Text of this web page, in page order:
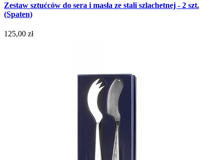
Zestaw sztućców do sera i masła ze stali szlachetnej - 2 szt.
(Spaten)
125,00 zł